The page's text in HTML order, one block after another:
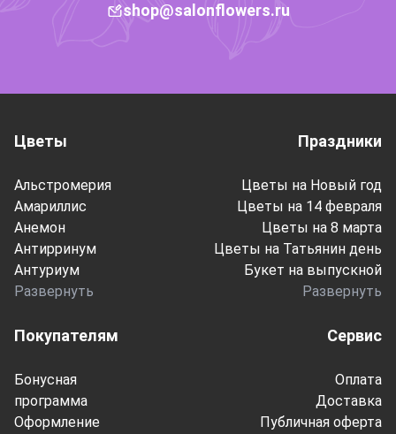
shop@salonflowers.ru
Покупателям
Бонусная
программа
Оформление
Сервис
Оплата
Доставка
Публичная оферта
Цветы
Альстромерия
Амариллис
Анемон
Антирринум
Антуриум
Развернуть
Праздники
Цветы на Новый год
Цветы на 14 февраля
Цветы на 8 марта
Цветы на Татьянин день
Букет на выпускной
Развернуть